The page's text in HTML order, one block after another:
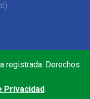
registrada. Derechos
Privacidad.